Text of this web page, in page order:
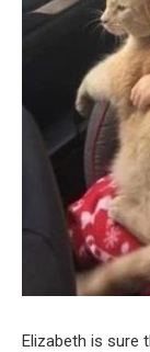
Elizabeth is sure